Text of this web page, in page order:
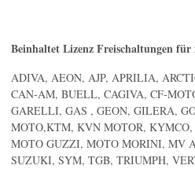
Beinhaltet Lizenz Freischaltungen für
ADIVA, AEON, AJP, APRILIA,
CAN-AM, BUELL, CAGIVA, CF-
GARELLI, GAS , GEON, GILERA,
MOTO,KTM, KVN MOTOR,
MOTO GUZZI, MOTO MORINI, MV
SUZUKI, SYM, TGB, TRIUMPH,